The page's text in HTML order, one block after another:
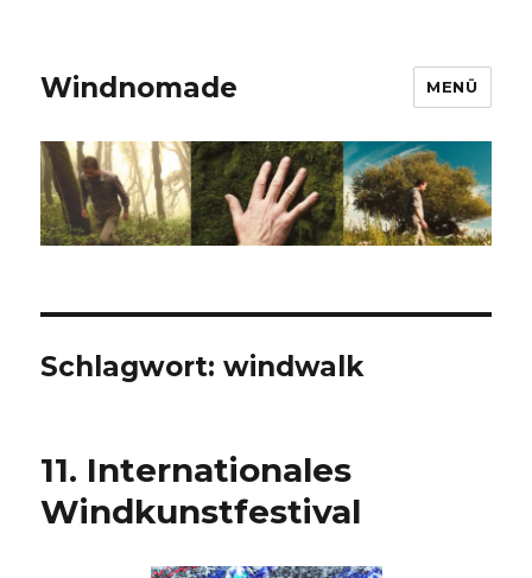
Windnomade MENÜ
Schlagwort:windwalk
11. Internationales
Windkunstfestival